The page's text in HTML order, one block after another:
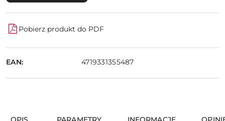
Pobierz produkt do PDF
EAN: 4719331355487